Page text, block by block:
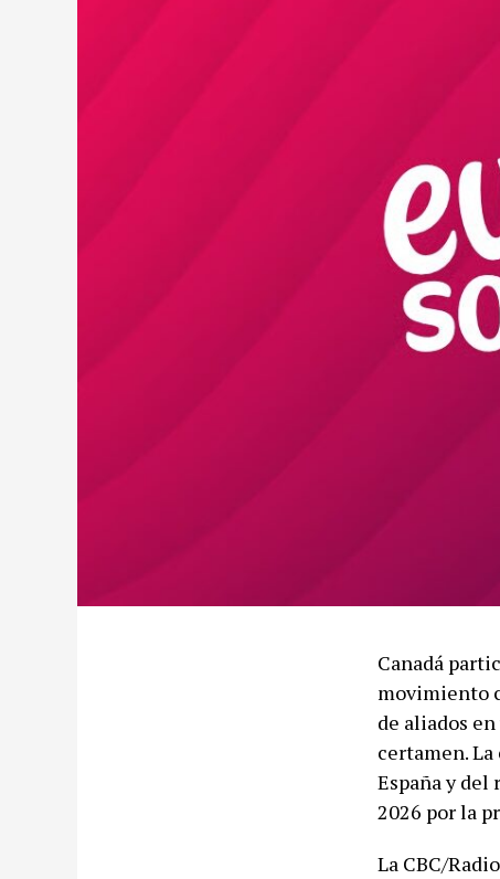
Canadá
movimiento
de aliados
certamen.
España y
2026 por la
La CBC/